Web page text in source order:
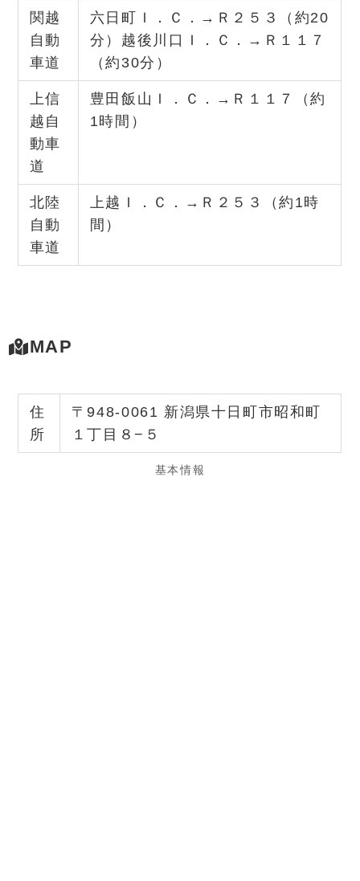
関越
自動
車道
六日町Ｉ．Ｃ．→Ｒ２５３（約20
分）越後川口Ｉ．Ｃ．→Ｒ１１７
（約30分）
上信
越自
動車
道
豊田飯山Ｉ．Ｃ．→Ｒ１１７（約
1時間）
北陸
自動
車道
上越Ｉ．Ｃ．→Ｒ２５３（約1時
間）
MAP
住
所
〒948-0061 新潟県十日町市昭和町
１丁目８−５
基本情報